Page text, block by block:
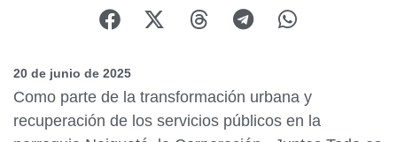
20 de junio de 2025
Como parte de la transformación urbana y
recuperación de los servicios públicos en la